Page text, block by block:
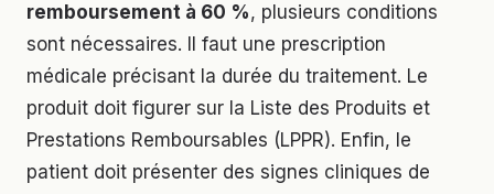
remboursement à 60 %, plusieurs conditions
sont nécessaires. Il faut une prescription
médicale précisant la durée du traitement. Le
produit doit figurer sur la Liste des Produits et
Prestations Remboursables (LPPR). Enfin, le
patient doit présenter des signes cliniques de